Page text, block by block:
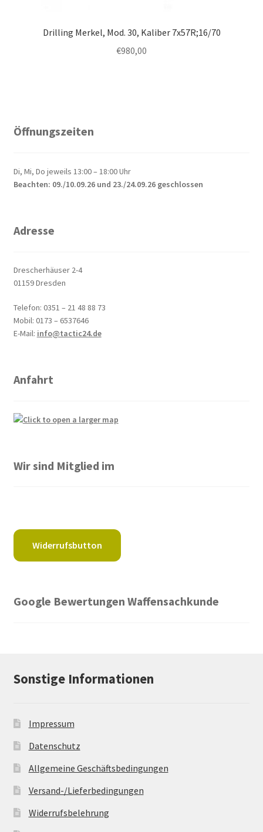
Drilling Merkel, Mod. 30, Kaliber 7x57R;16/70
€980,00
Öffnungszeiten
Di, Mi, Do jeweils 13:00 – 18:00 Uhr
Beachten: 09./10.09.26 und 23./24.09.26 geschlossen
Adresse
Drescherhäuser 2-4
01159 Dresden
Telefon: 0351 – 21 48 88 73
Mobil: 0173 – 6537646
E-Mail: info@tactic24.de
Anfahrt
Wir sind Mitglied im
Widerrufsbutton
Google Bewertungen Waffensachkunde
Sonstige Informationen
Impressum
Datenschutz
Allgemeine Geschäftsbedingungen
Versand-/Lieferbedingungen
Widerrufsbelehrung